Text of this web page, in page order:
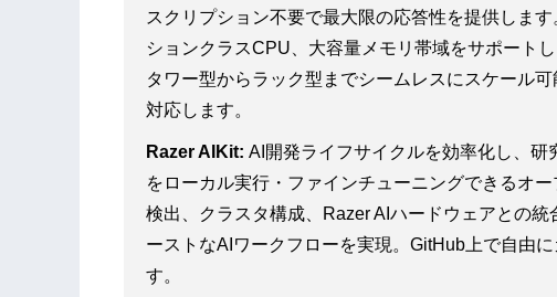
スクリプション不要で最大限の応答性を提供しま
ションクラスCPU、大容量メモリ帯域をサポート
タワー型からラック型までシームレスにスケール
対応します。
Razer AIKit: AI開発ライフサイクルを効率化し、
をローカル実行・ファインチューニングできるオ
検出、クラスタ構成、Razer AIハードウェアとの
ーストなAIワークフローを実現。GitHub上で自由
す。